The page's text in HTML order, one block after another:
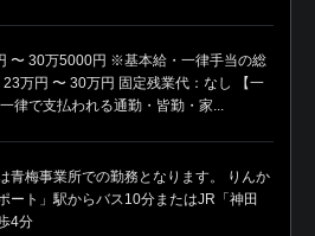
〜 30万5000円 ※基本給・一律手当の総
万円 〜 30万円 固定残業代：なし 【一
律で支払われる通勤・皆勤・家...
青梅事業所での勤務となります。 りんか
ート」駅からバス10分またはJR「神田
4分